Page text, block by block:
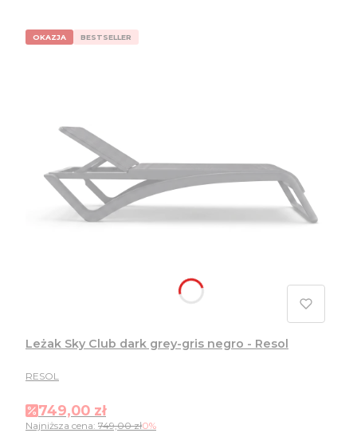
OKAZJA BESTSELLER
Leżak Sky Club dark grey-gris negro - Resol
PRODUCENT
RESOL
Cena promocyjna
749,00 zł
Najniższa cena: 749,00 zł0%